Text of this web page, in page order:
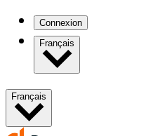
Connexion
Français
Français